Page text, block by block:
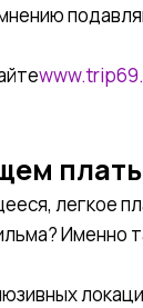
легкое
Именно